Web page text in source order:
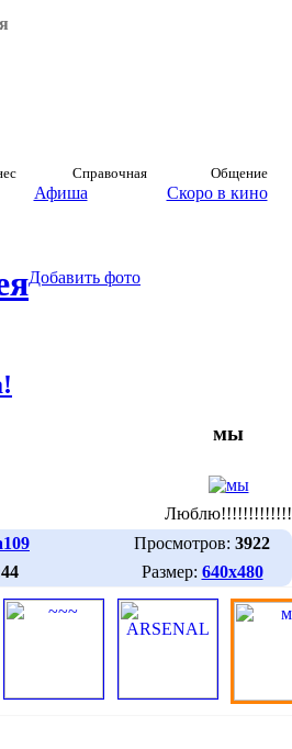
Справочная Общение
Афиша Скоро в кино
Добавить фото
мы
Люблю!!!!!!!!!!!!!
Просмотров: 3922
Размер: 640х480